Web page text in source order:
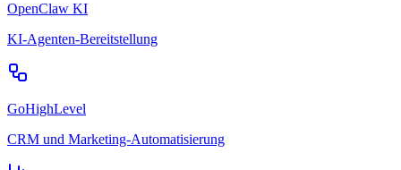
OpenClaw KI
KI-Agenten-Bereitstellung
GoHighLevel
CRM und Marketing-Automatisierung